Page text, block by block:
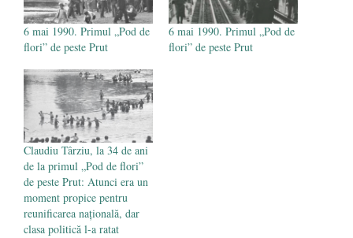
6 mai 1990. Primul „Pod de
flori” de peste Prut
6 mai 1990. Primul „Pod de
flori” de peste Prut
Claudiu Târziu, la 34 de ani
de la primul „Pod de flori”
de peste Prut: Atunci era un
moment propice pentru
reunificarea națională, dar
clasa politică l-a ratat